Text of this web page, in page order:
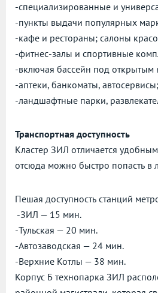
-специализированные и
-пункты выдачи популярных
-кафе и рестораны; салоны
-фитнес-залы и спортивные
-включая бассейн под открытым
-аптеки, банкоматы, автосервисы;
-ландшафтные парки,
Транспортная доступность
Кластер ЗИЛ отличается
отсюда можно быстро попасть
Пешая доступность станций
-ЗИЛ — 15 мин.
-Тульская — 20 мин.
-Автозаводская — 24 мин.
-Верхние Котлы — 38 мин.
Корпус Б технопарка ЗИЛ